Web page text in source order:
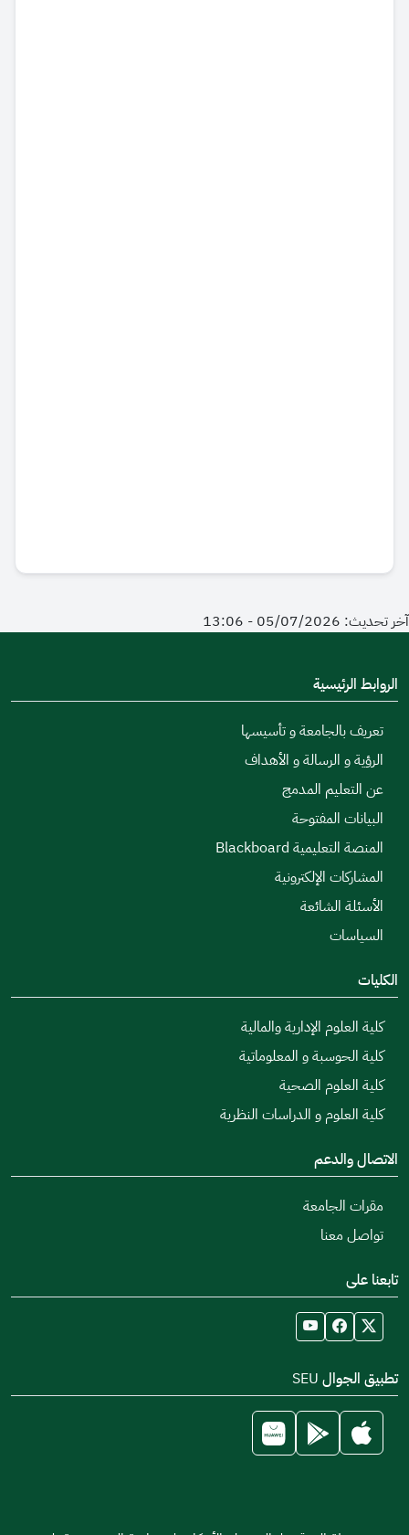
آخر تحديث: 05/07/2026 - 13:06
الروابط الرئيسية
تعريف بالجامعة و تأسيسها
الرؤية و الرسالة و الأهداف
عن التعليم المدمج
البيانات المفتوحة
المنصة التعليمية Blackboard
المشاركات الإلكترونية
الأسئلة الشائعة
السياسات
الكليات
كلية العلوم الإدارية والمالية
كلية الحوسبة و المعلوماتية
كلية العلوم الصحية
كلية العلوم و الدراسات النظرية
الاتصال والدعم
مقرات الجامعة
تواصل معنا
تابعنا على
تطبيق الجوال SEU